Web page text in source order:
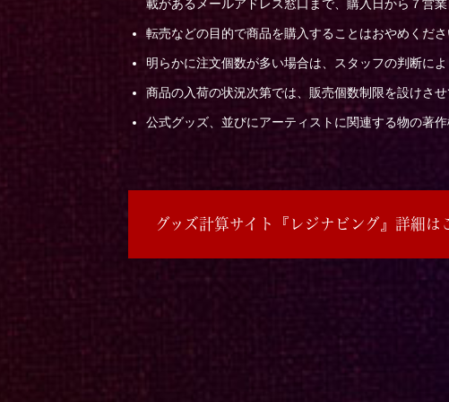
載があるメールアドレス窓口まで、購入日から７営
転売などの目的で商品を購入することはおやめくださ
明らかに注文個数が多い場合は、スタッフの判断に
商品の入荷の状況次第では、販売個数制限を設けさせ
公式グッズ、並びにアーティストに関連する物の著
グッズ計算サイト『レジナビング』詳細は